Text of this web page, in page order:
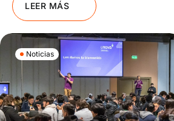
LEER MÁS
Noticias